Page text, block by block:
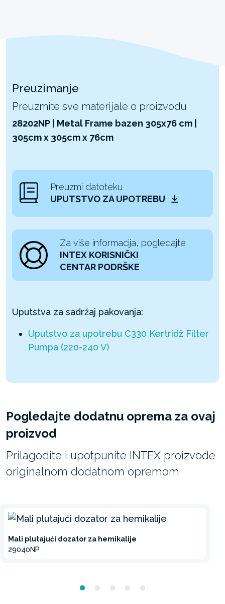
Preuzimanje
Preuzmite sve materijale o proizvodu
28202NP | Metal Frame bazen 305x76 cm |
305cm x 305cm x 76cm
Preuzmi datoteku
UPUTSTVO ZA UPOTREBU
Za više informacija, pogledajte
INTEX KORISNIČKI
CENTAR PODRŠKE
Uputstva za sadržaj pakovanja:
Uputstvo za upotrebu C330 Kertridž Filter
Pumpa (220-240 V)
Pogledajte dodatnu oprema za ovaj
proizvod
Prilagodite i upotpunite INTEX proizvode
originalnom dodatnom opremom
Mali plutajući dozator za hemikalije
29040NP